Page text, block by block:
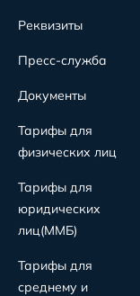
Реквизиты
Пресс-служба
Документы
Тарифы для
физических лиц
Тарифы для
юридических
лиц(MMБ)
Тарифы для
среднему и